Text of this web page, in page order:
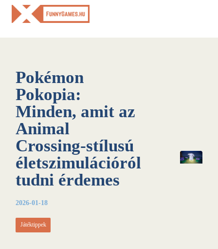
Skip
Pokémon
Pokopia:
Minden, amit az
Animal
Crossing-stílusú
életszimulációról
tudni érdemes
2026-01-18
Játéktippek